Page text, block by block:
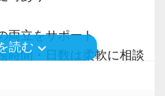
は？
る点に魅力を感じ、入
両立をサポート
時間・日数は柔軟に相談
読む keyboard_arrow_down